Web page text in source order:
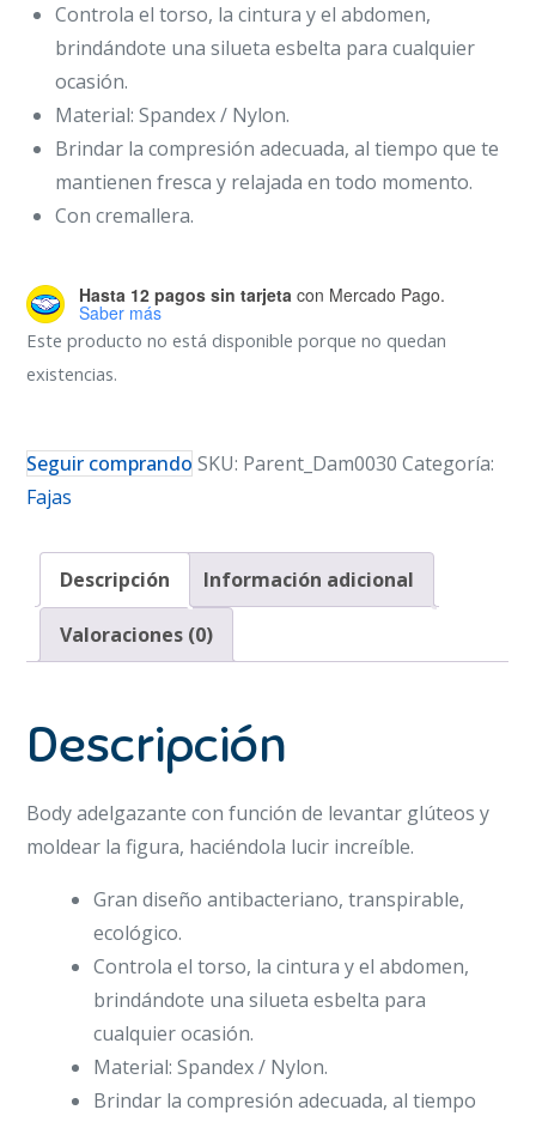
Controla el torso, la cintura y el abdomen,
brindándote una silueta esbelta para cualquier
ocasión.
Material: Spandex / Nylon.
Brindar la compresión adecuada, al tiempo que te
mantienen fresca y relajada en todo momento.
Con cremallera.
Hasta 12 pagos sin tarjeta con Mercado Pago.
Saber más
Este producto no está disponible porque no quedan
existencias.
Seguir comprando SKU: Parent_Dam0030 Categoría:
Fajas
Descripción Información adicional
Valoraciones (0)
Descripción
Body adelgazante con función de levantar glúteos y
moldear la figura, haciéndola lucir increíble.
Gran diseño antibacteriano, transpirable,
ecológico.
Controla el torso, la cintura y el abdomen,
brindándote una silueta esbelta para
cualquier ocasión.
Material: Spandex / Nylon.
Brindar la compresión adecuada, al tiempo